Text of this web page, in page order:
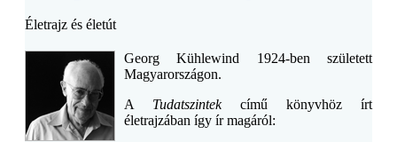
Életrajz és életút
Georg Kühlewind 1924-ben született
Magyarországon.
A Tudatszintekcímű könyvhöz írt
életrajzában így ír magáról: